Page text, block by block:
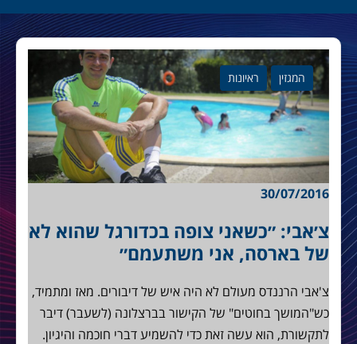
המגזין ראיונות
30/07/2016
צ׳אבי: ״כשאני צופה בכדורגל שהוא לא
של בארסה, אני משתעמם״
צ'אבי הרננדס מעולם לא היה איש של דיבורים. מאז ומתמיד,
כש"המושך בחוטים" של הקישור בברצלונה (לשעבר) דיבר
לתקשורת, הוא עשה זאת כדי להשמיע דברי חוכמה והיגיון.